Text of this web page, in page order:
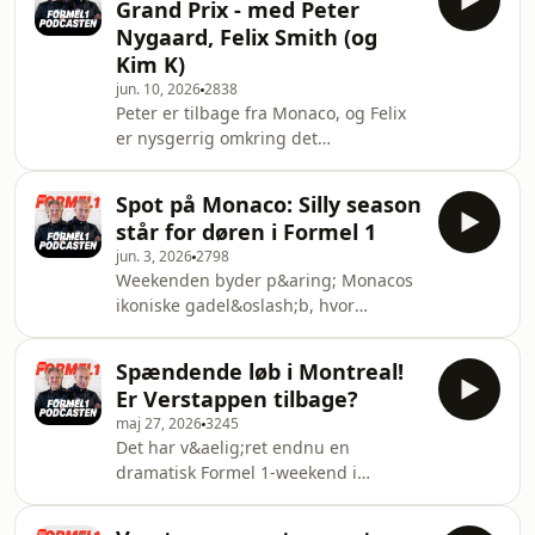
&Oslash;strigs Grand Pr
(fra et eller andet
langdistancel&oslash;b i Frankrig).
Der bliver n&oslash;rdet igennem
med snak om Sir Lewis Hamiltons
comeback, Fernando Alonsos fremtid
og Frederik Vestis FP1-tr&aelig;ning
(panelet var ikke udelt impo
Grand Prix - med Peter
Nygaard, Felix Smith (og
Kim K)
jun. 10, 20262838
Peter er tilbage fra Monaco, og Felix
er nysgerrig omkring det
nyt om brunch hos Cadillac,
jubil&aelig;umsfest hos McLaren og
en bogoverr&aelig;kkelse til den
dobbelte verdensmester Emerson
Fittipaldi. Her kom weekendens
danske vinkel: F2-k&oslash;reren
Emerson Jr har en k&aelig;reste fra
Aalborg! Lewis Hamilton har
angiveligt e
Spot på Monaco: Silly season
står for døren i Formel 1
jun. 3, 20262798
Weekenden byder p&aring; Monacos
ikoniske gadel&oslash;b, hvor
den s&aelig;rlige bane bliver
Mercedes&rsquo; dominans
udfordret. Har Ferrari eller McLaren
ligefrem favoritv&aelig;rdigheden?
Felix Smith, Jonas H&uuml;ttel og
Peter Nygaard vender den seneste
Spændende løb i Montreal!
Er Verstappen tilbage?
maj 27, 20263245
Det har v&aelig;ret endnu en
dramatisk Formel 1-weekend i